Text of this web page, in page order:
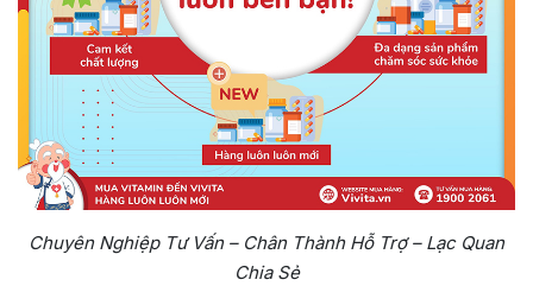
Chuyên Nghiệp Tư Vấn – Chân Thành Hỗ Trợ – Lạc Quan
Chia Sẻ